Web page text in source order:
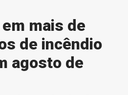
mais de
de incêndio
agosto de